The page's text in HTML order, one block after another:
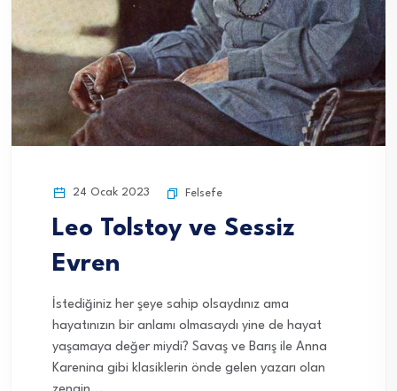
24 Ocak 2023 Felsefe
Leo Tolstoy ve Sessiz
Evren
İstediğiniz her şeye sahip olsaydınız ama
hayatınızın bir anlamı olmasaydı yine de hayat
yaşamaya değer miydi? Savaş ve Barış ile Anna
Karenina gibi klasiklerin önde gelen yazarı olan